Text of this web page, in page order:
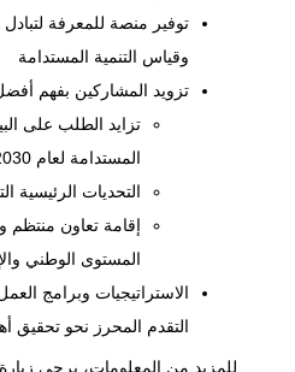
توفير منصة للمعرفة
وقياس التنمية المستدامة
تزويد المشاركين بفهم أفضل
تزايد الطلب على
المستدامة لعام 2030؛
التحديات الرئيسية
إقامة تعاون منتظم
المستوى الوطني
الاستراتيجيات وبرامج
التقدم المحرز نحو تحقيق
للمزيد من المعلومات، يرجى زيارة